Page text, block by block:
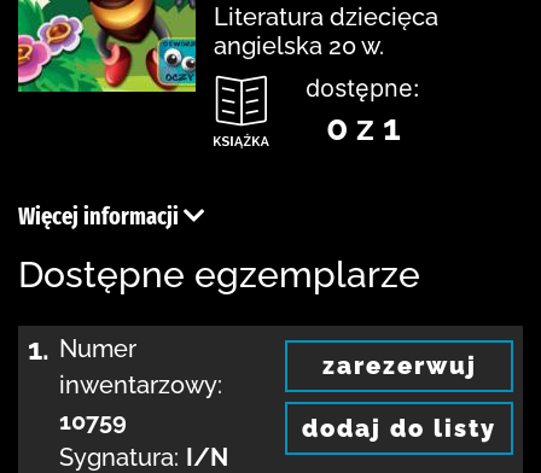
Literatura dziecięca
angielska 20 w.
dostępne:
0 z 1
Więcej informacji
Dostępne egzemplarze
1. Numer
inwentarzowy:
10759
Sygnatura: I/N
zarezerwuj
dodaj do listy